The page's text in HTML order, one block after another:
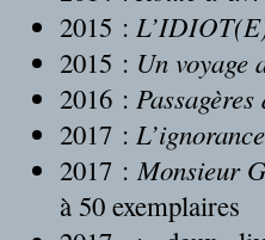
2015 :
2015 : Un voyage
2016 : Passagères
2017 :
2017 :Monsieur
à 50 exemplaires